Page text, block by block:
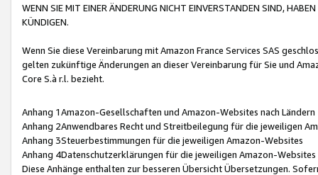
WENN SIE MIT EINER ÄNDERUNG NICHT EINVERSTANDEN SIND,
KÜNDIGEN.
Wenn Sie diese Vereinbarung mit Amazon France Services SAS
gelten zukünftige Änderungen an dieser Vereinbarung für Sie und
Core S.à r.l. bezieht.
Anhang 1Amazon-Gesellschaften und Amazon-Websites nach Ländern
Anhang 2Anwendbares Recht und Streitbeilegung für die jeweiligen
Anhang 3Steuerbestimmungen für die jeweiligen Amazon-Websites
Anhang 4Datenschutzerklärungen für die jeweiligen Amazon-Websites
Diese Anhänge enthalten zur besseren Übersicht Übersetzungen.